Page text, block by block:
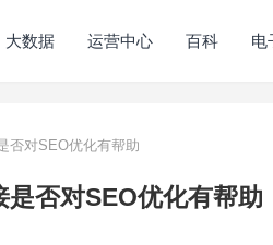
大数据 运营中心 百科 电
否对SEO优化有帮助
否对SEO优化有帮助